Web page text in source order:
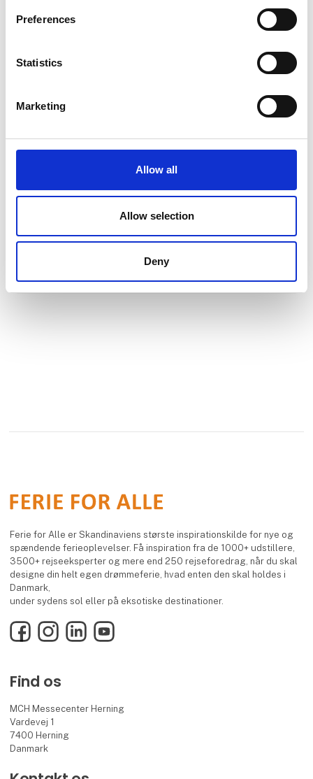
Preferences
Statistics
Marketing
Allow all
Allow selection
Deny
Vojens Speedway Center & SES Festival 2026
Danmarks Nationale Speedway Arena, hjemmebane for SES -
det danske VM-Grand Prix.
Ferie for Alle er Skandinaviens største inspirationskilde for nye og
spændende ferieoplevelser. Få inspiration fra de 1000+ udstillere,
3500+ rejseeksperter og mere end 250 rejseforedrag, når du skal
designe din helt egen drømmeferie, hvad enten den skal holdes i
Danmark,
under sydens sol eller på eksotiske destinationer.
FacebookInstagramLinkedInYouTube
Find os
MCH Messecenter Herning
Vardevej 1
7400 Herning
Danmark